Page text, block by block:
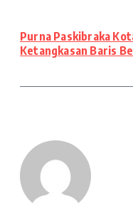
Purna Paskibraka
Ketangkasan Baris